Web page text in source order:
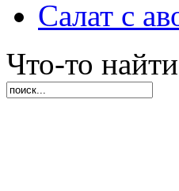
Салат с
Что-то найти